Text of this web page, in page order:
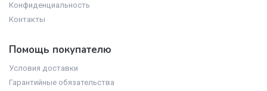
Конфиденциальность
Контакты
Помощь покупателю
Условия доставки
Гарантийные обязательства